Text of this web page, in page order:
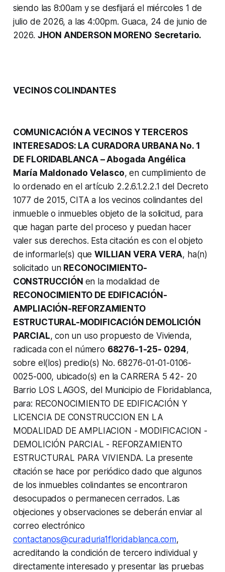
siendo las 8:00am y se desfijará el miércoles 1 de
julio de 2026, a las 4:00pm. Guaca, 24 de junio de
2026. JHON ANDERSON MORENO Secretario.
VECINOS COLINDANTES
COMUNICACIÓN A VECINOS Y TERCEROS
INTERESADOS: LA CURADORA URBANA No. 1
DE FLORIDABLANCA – Abogada Angélica
María Maldonado Velasco, en cumplimiento de
lo ordenado en el artículo 2.2.6.1.2.2.1 del Decreto
1077 de 2015, CITA a los vecinos colindantes del
inmueble o inmuebles objeto de la solicitud, para
que hagan parte del proceso y puedan hacer
valer sus derechos. Esta citación es con el objeto
de informarle(s) queWILLIAN VERA VERA, ha(n)
solicitado un RECONOCIMIENTO-
CONSTRUCCIÓN en la modalidad de
RECONOCIMIENTO DE EDIFICACIÓN-
AMPLIACIÓN-REFORZAMIENTO
ESTRUCTURAL-MODIFICACIÓN DEMOLICIÓN
PARCIAL, con un uso propuesto de Vivienda,
radicada con el número 68276-1-25- 0294,
sobre el(los) predio(s) No. 68276-01-01-0106-
0025-000, ubicado(s) en la CARRERA 5 42- 20
Barrio LOS LAGOS, del Municipio de Floridablanca,
para: RECONOCIMIENTO DE EDIFICACIÓN Y
LICENCIA DE CONSTRUCCION EN LA
MODALIDAD DE AMPLIACION - MODIFICACION -
DEMOLICIÓN PARCIAL - REFORZAMIENTO
ESTRUCTURAL PARA VIVIENDA. La presente
citación se hace por periódico dado que algunos
de los inmuebles colindantes se encontraron
desocupados o permanecen cerrados. Las
objeciones y observaciones se deberán enviar al
correo electrónico
contactanos@curaduria1floridablanca.com,
acreditando la condición de tercero individual y
directamente interesado y presentar las pruebas